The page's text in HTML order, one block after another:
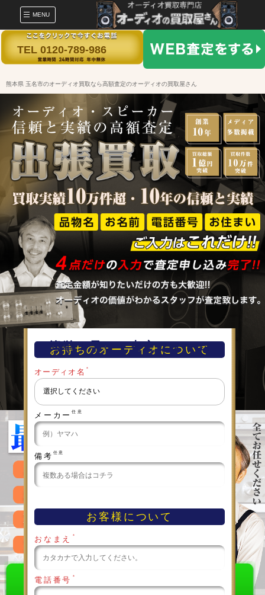
MENU
TEL 0120-789-986
熊本県 玉名市のオーディオ買取なら高額査定のオーディオの買取屋さん
簡単！早い！査定フォーム
お持ちのオーディオについて
オーディオ名 ＊
メーカー 任意
備考 任意
お客様について
おなまえ ＊
電話番号 ＊0120-789-986